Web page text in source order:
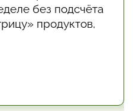
без подсчёта
продуктов,
1–2 точки роста.